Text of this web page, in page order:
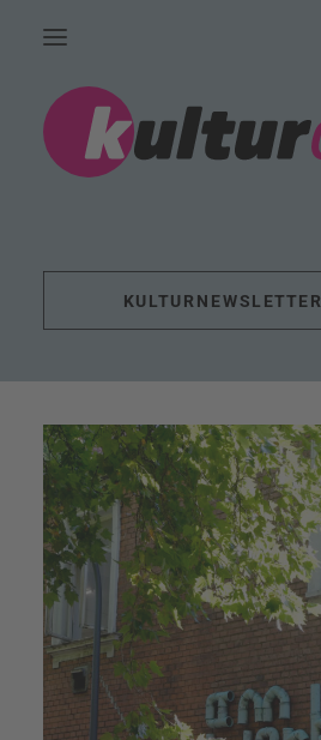
HOME.
AKTUELLES.
FÖRDERUNG.
KONTAKT.
SUCHE
KULTURNEWSLETTER